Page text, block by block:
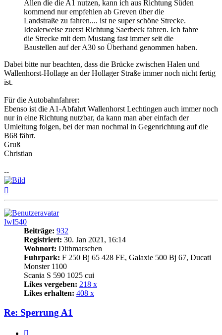
Allen die die A1 nutzen, kann ich aus Richtung Süden
kommend nur empfehlen ab Greven über die
Landstraße zu fahren.... ist ne super schöne Strecke.
Idealerweise zuerst Richtung Saerbeck fahren. Ich fahre
die Strecke mit dem Mustang fast immer seit die
Baustellen auf der A30 so Überhand genommen haben.
Dabei bitte nur beachten, dass die Brücke zwischen Halen und
Wallenhorst-Hollage an der Hollager Straße immer noch nicht fertig
ist.
Für die Autobahnfahrer:
Ebenso ist die A1-Abfahrt Wallenhorst Lechtingen auch immer noch
nur in eine Richtung nutzbar, da kann man aber einfach der
Umleitung folgen, bei der man nochmal in Gegenrichtung auf die
B68 fährt.
Gruß
Christian
--
IwI540
Beiträge: 932
Registriert: 30. Jan 2021, 16:14
Wohnort: Dithmarschen
Fuhrpark: F 250 Bj 65 428 FE, Galaxie 500 Bj 67, Ducati
Monster 1100
Scania S 590 1025 cui
Likes vergeben: 218 x
Likes erhalten: 408 x
Re: Sperrung A1